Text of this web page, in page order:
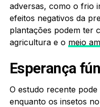
adversas, como o frio
efeitos negativos da
plantações podem ter
agricultura e o meio
Esperança
O estudo recente
enquanto os insetos